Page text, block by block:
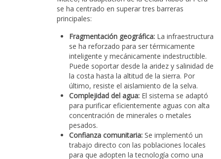
se ha centrado en superar tres barreras
principales:
Fragmentación geográfica: La infraestructura
se ha reforzado para ser térmicamente
inteligente y mecánicamente indestructible.
Puede soportar desde la aridez y salinidad de
la costa hasta la altitud de la sierra. Por
último, resiste el aislamiento de la selva.
Complejidad del agua: El sistema se adaptó
para purificar eficientemente aguas con alta
concentración de minerales o metales
pesados.
Confianza comunitaria: Se implementó un
trabajo directo con las poblaciones locales
para que adopten la tecnología como una